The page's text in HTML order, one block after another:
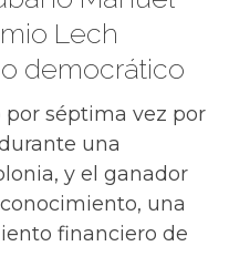
Lech
democrático
séptima vez por
una
y el ganador
una
financiero de